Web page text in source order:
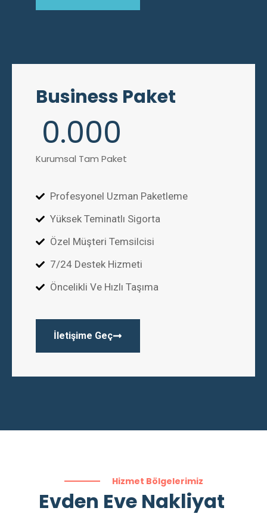
Business Paket
Kurumsal Tam Paket
0.000
Profesyonel Uzman Paketleme
Yüksek Teminatlı Sigorta
Özel Müşteri Temsilcisi
7/24 Destek Hizmeti
Öncelikli Ve Hızlı Taşıma
İletişime Geç
Hizmet Bölgelerimiz
Evden Eve Nakliyat ​